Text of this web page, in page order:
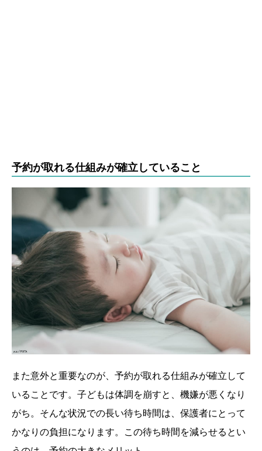
予約が取れる仕組みが確立していること
また意外と重要なのが、予約が取れる仕組みが確立して
いることです。子どもは体調を崩すと、機嫌が悪くなり
がち。そんな状況での長い待ち時間は、保護者にとって
かなりの負担になります。この待ち時間を減らせるとい